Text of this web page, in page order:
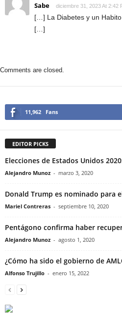
Sabe
diciembre 31, 2023 At 2:42
[…] La Diabetes y un
[…]
Comments are closed.
11,962 Fans
EDITOR PICKS
Elecciones de Estados Unidos
Alejandro Munoz - marzo 3, 2020
Donald Trump es nominado para
Mariel Contreras - septiembre 10, 2020
Pentágono confirma haber
Alejandro Munoz - agosto 1, 2020
¿Cómo ha sido el gobierno de
Alfonso Trujillo - enero 15, 2022